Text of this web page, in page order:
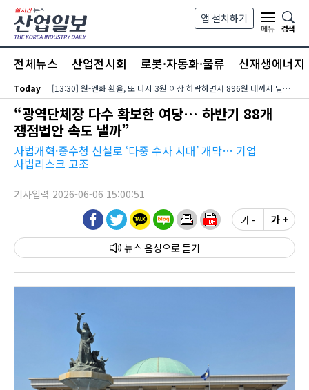
본문 바로가기
앱 설치하기
메뉴
검색
전체뉴스 산업전시회 로봇·자동화·물류 신재생에너지
Today [13:30] 원-엔화 환율, 또 다시 3원 이상 하락하면서 896원 대까지 밀려…달러-엔화 환율은 미국 장기금리?유가 동반 상승에 158엔 대로 내려서
“광역단체장 다수 확보한 여당… 하반기 88개
쟁점법안 속도 낼까”
사법개혁·중수청 신설로 ‘다중 수사 시대’ 개막… 기업
사법리스크 고조
기사입력 2026-06-06 15:00:51
뉴스 음성
가 - 가 +